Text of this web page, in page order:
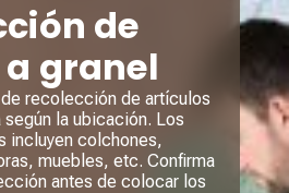
de
granel
recolección de artículos
según la ubicación. Los
incluyen colchones,
muebles, etc. Confirma
antes de colocar los